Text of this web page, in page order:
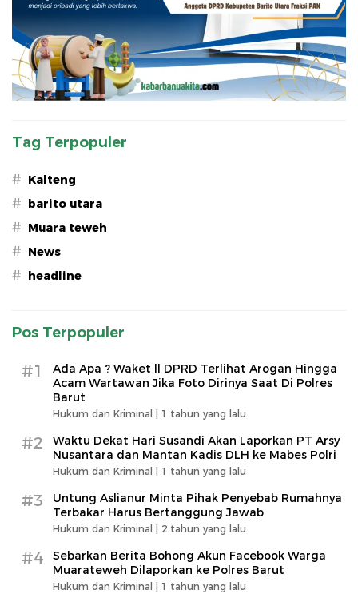
Tag Terpopuler
# Kalteng
# barito utara
# Muara teweh
# News
# headline
Pos Terpopuler
#1
Ada Apa ? Waket ll DPRD Terlihat Arogan Hingga
Acam Wartawan Jika Foto Dirinya Saat Di Polres
Barut
Hukum dan Kriminal | 1 tahun yang lalu
#2
Waktu Dekat Hari Susandi Akan Laporkan PT Arsy
Nusantara dan Mantan Kadis DLH ke Mabes Polri
Hukum dan Kriminal | 1 tahun yang lalu
#3
Untung Aslianur Minta Pihak Penyebab Rumahnya
Terbakar Harus Bertanggung Jawab
Hukum dan Kriminal | 2 tahun yang lalu
#4
Sebarkan Berita Bohong Akun Facebook Warga
Muarateweh Dilaporkan ke Polres Barut
Hukum dan Kriminal | 1 tahun yang lalu